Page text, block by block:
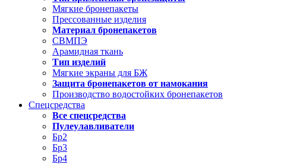
Мягкие бронепакеты
Прессованные изделия
Материал бронепакетов
СВМПЭ
Арамидная ткань
Тип изделий
Мягкие экраны для БЖ
Защита бронепакетов от намокания
Производство водостойких бронепакетов
Спецсредства
Все спецсредства
Пулеулавливатели
Бр2
Бр3
Бр4